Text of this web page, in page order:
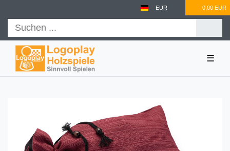
EUR 0,00 EUR
☰